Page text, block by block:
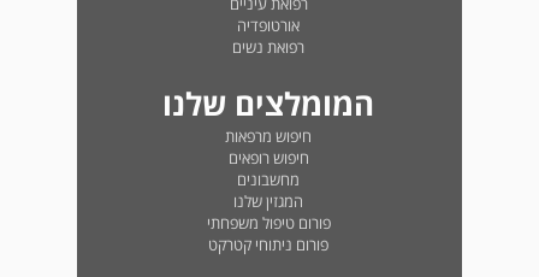
אורטופדיה
רפואת נשים
המומלצים שלנו
חיפוש מרפאות
חיפוש רופאים
מחשבונים
המגזין שלנו
פורום טיפול משפחתי
פורום ניתוחי קטרקט